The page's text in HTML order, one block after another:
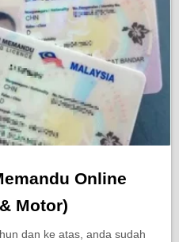
Online
Motor)
dan ke atas, anda sudah